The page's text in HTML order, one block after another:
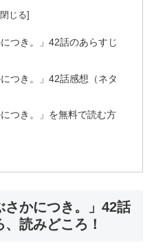
つき。」42話のあらすじ
つき。」42話感想（ネタ
つき。」を無料で読む方
さかにつき。」42話
読みどころ！